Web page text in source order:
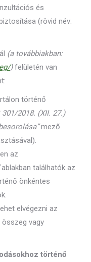
és
(rövid név:
(a továbbiakban:
)felületén van
történő
2018. (XII. 27.)
mező
az
ablakban találhatók az
önkéntes
elvégezni az
vagy
történő